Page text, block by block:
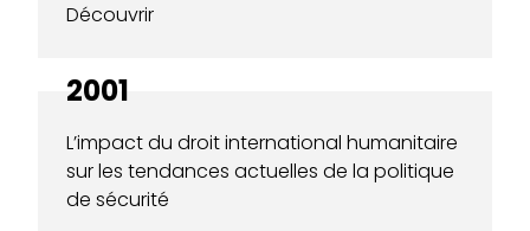
Découvrir
2001
L’impact du droit international humanitaire
sur les tendances actuelles de la politique
de sécurité